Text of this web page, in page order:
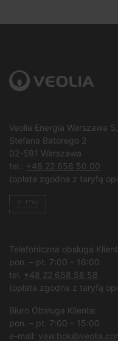
Veolia Energia Warszawa
Stefana Batorego 2
02-591 Warszawa
tel.: +48 22 658 50 00
(opłata zgodna z taryfą
Telefoniczna obsługa
pon. – pt. 7:00 – 16:00
tel. +48 22 658 58 58
(opłata zgodna z taryfą
Biuro Obsługa Klienta:
pon. – pt. 7:00 – 15:00
e-mail: